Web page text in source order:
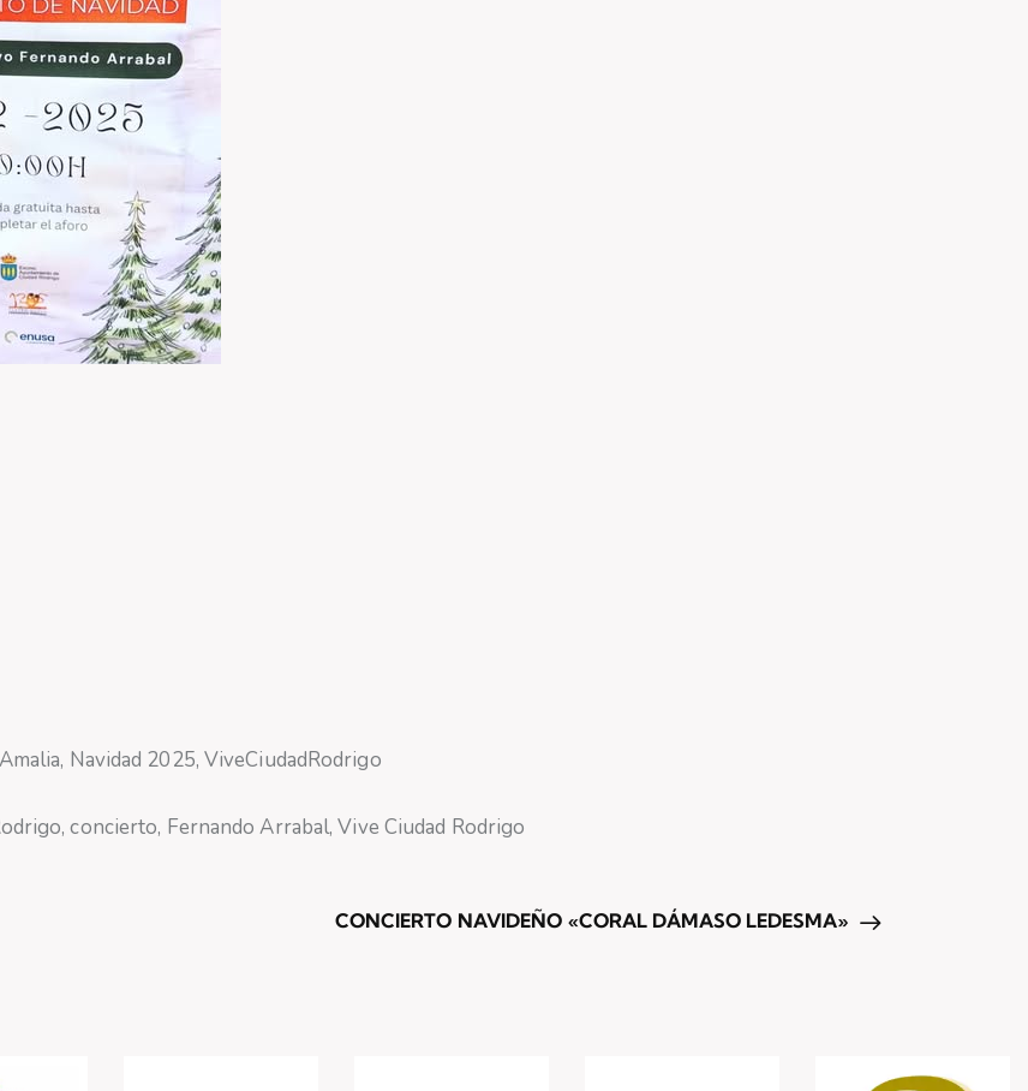
, Navidad 2025, ViveCiudadRodrigo
,concierto, Fernando Arrabal,Vive Ciudad Rodrigo
CONCIERTO NAVIDEÑO «CORAL DÁMASO LEDESMA»